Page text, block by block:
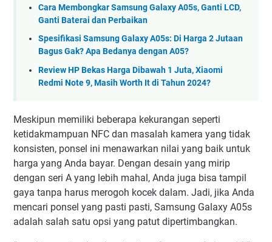
Cara Membongkar Samsung Galaxy A05s, Ganti LCD,
Ganti Baterai dan Perbaikan
Spesifikasi Samsung Galaxy A05s: Di Harga 2 Jutaan
Bagus Gak? Apa Bedanya dengan A05?
Review HP Bekas Harga Dibawah 1 Juta, Xiaomi
Redmi Note 9, Masih Worth It di Tahun 2024?
Meskipun memiliki beberapa kekurangan seperti
ketidakmampuan NFC dan masalah kamera yang tidak
konsisten, ponsel ini menawarkan nilai yang baik untuk
harga yang Anda bayar. Dengan desain yang mirip
dengan seri A yang lebih mahal, Anda juga bisa tampil
gaya tanpa harus merogoh kocek dalam. Jadi, jika Anda
mencari ponsel yang pasti pasti, Samsung Galaxy A05s
adalah salah satu opsi yang patut dipertimbangkan.